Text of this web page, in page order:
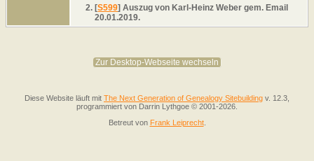
[S599] Auszug von Karl-Heinz Weber gem. Email
20.01.2019.
Zur Desktop-Webseite wechseln
Diese Website läuft mit The Next Generation of Genealogy Sitebuilding v. 12.3,
programmiert von Darrin Lythgoe © 2001-2026.
Betreut von Frank Leiprecht.